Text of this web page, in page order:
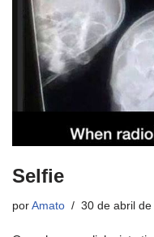
Selfie
por Amato 30 de abril de